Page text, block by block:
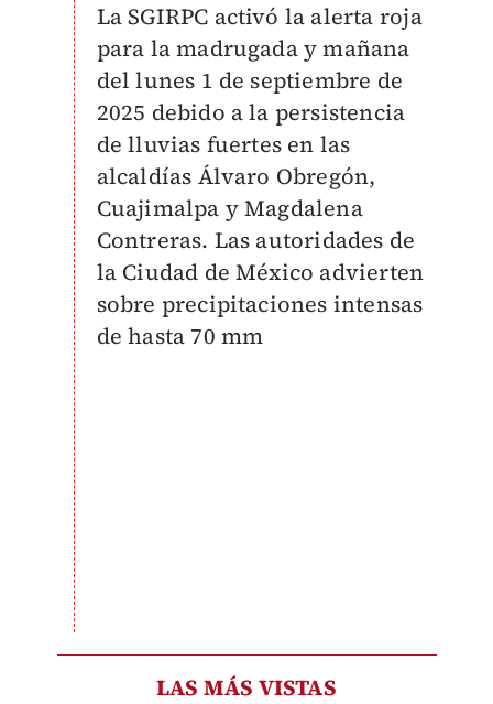
La SGIRPC activó la alerta roja
para la madrugada y mañana
del lunes 1 de septiembre de
2025 debido a la persistencia
de lluvias fuertes en las
alcaldías Álvaro Obregón,
Cuajimalpa y Magdalena
Contreras. Las autoridades de
la Ciudad de México advierten
sobre precipitaciones intensas
de hasta 70 mm
LAS MÁS VISTAS